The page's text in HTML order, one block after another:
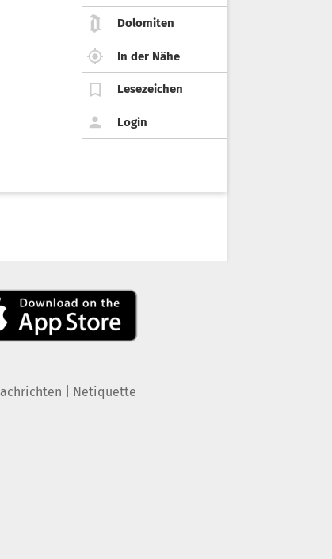
Dolomiten
In der Nähe
Lesezeichen
Login
Netiquette